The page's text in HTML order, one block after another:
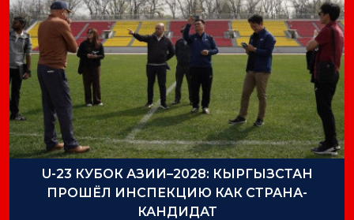
U-23 КУБОК АЗИИ–2028: КЫРГЫЗСТАН
ПРОШЁЛ ИНСПЕКЦИЮ КАК СТРАНА-
КАНДИДАТ